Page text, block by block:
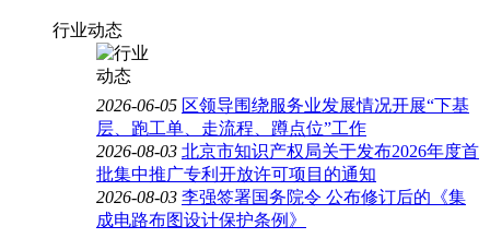
行业动态
2026-06-05 区领导围绕服务业发展情况开展“下基
层、跑工单、走流程、蹲点位”工作
2026-08-03 北京市知识产权局关于发布2026年度首
批集中推广专利开放许可项目的通知
2026-08-03 李强签署国务院令 公布修订后的《集
成电路布图设计保护条例》